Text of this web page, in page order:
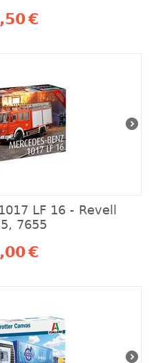
€
LF 16 - Revell
7655
€